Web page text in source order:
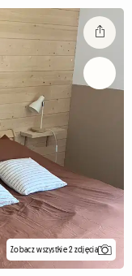
Zobacz wszystkie 2 zdjęcia